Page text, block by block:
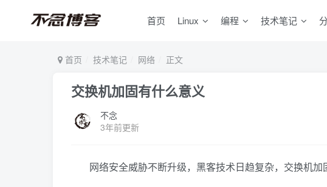
首页 Linux 编程 技术笔记
首页 技术笔记 网络 正文
交换机加固有什么意义
不念
3年前更新
网络安全威胁不断升级，黑客技术日趋复杂，交换机加